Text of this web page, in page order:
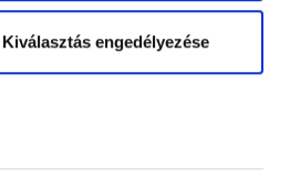
Kiválasztás engedélyezése